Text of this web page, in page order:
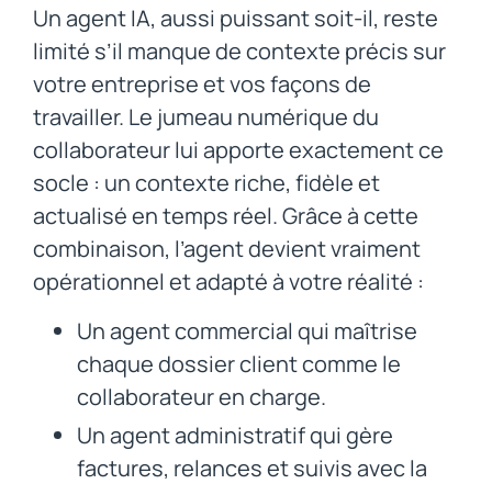
Un agent IA, aussi puissant soit-il, reste
limité s’il manque de contexte précis sur
votre entreprise et vos façons de
travailler. Le jumeau numérique du
collaborateur lui apporte exactement ce
socle : un contexte riche, fidèle et
actualisé en temps réel. Grâce à cette
combinaison, l’agent devient vraiment
opérationnel et adapté à votre réalité :
Un agent commercial qui maîtrise
chaque dossier client comme le
collaborateur en charge.
Un agent administratif qui gère
factures, relances et suivis avec la